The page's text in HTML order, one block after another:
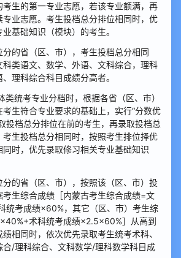
生的第一专业志愿，若该专业额满，再
业志愿。考生投档总分排位相同时，优
基础知识（模块）的考生。
的省（区、市），考生投档总分相同
科类语文、数学、外语、文科综合，理科
理科综合科目成绩分高者。
类统考专业分档时，根据各省（区、市）
生符合专业要求的基础上，实行“分数优
投档总分排位在前的考生，再录取投档总
生投档总分相同时，按照考生排位择优
时，优先录取修习相关专业基础知识
分的省（区、市），按照该（区、市）投
生综合成绩［内蒙古考生综合成绩=文
统考成绩×60%，其它（区、市）考生综
术科统考成绩×2.5×60%］从高到
相同时，依次优先录取考生统考术科、
合/理科综合、文科数学/理科数学科目成